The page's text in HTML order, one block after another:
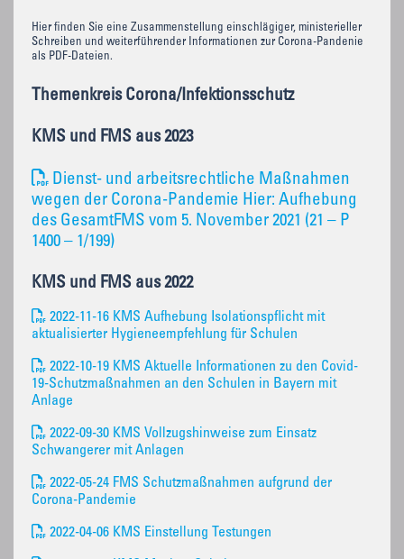
Hier finden Sie eine Zusammenstellung einschlägiger, ministerieller
Schreiben und weiterführender Informationen zur Corona-Pandenie
als PDF-Dateien.
Themenkreis Corona/Infektionsschutz
KMS und FMS aus 2023
Dienst- und arbeitsrechtliche Maßnahmen
wegen der Corona-Pandemie Hier: Aufhebung
des GesamtFMS vom 5. November 2021 (21 – P
1400 – 1/199)
KMS und FMS aus 2022
2022-11-16 KMS Aufhebung Isolationspflicht mit
aktualisierter Hygieneempfehlung für Schulen
2022-10-19 KMS Aktuelle Informationen zu den Covid-
19-Schutzmaßnahmen an den Schulen in Bayern mit
Anlage
2022-09-30 KMS Vollzugshinweise zum Einsatz
Schwangerer mit Anlagen
2022-05-24 FMS Schutzmaßnahmen aufgrund der
Corona-Pandemie
2022-04-06 KMS Einstellung Testungen